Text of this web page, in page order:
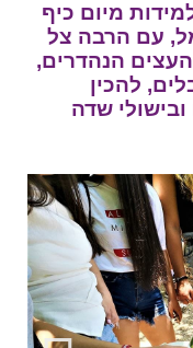
מיום כיף
עם הרבה צל
העצים הנהדרים,
להכין
שדה